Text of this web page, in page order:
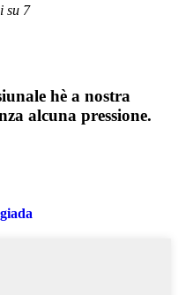
su 7
hè a nostra
alcuna pressione.
giada